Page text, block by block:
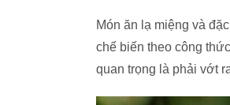
Món ăn lạ miệng và
chế biến theo công
quan trọng là phải vớt